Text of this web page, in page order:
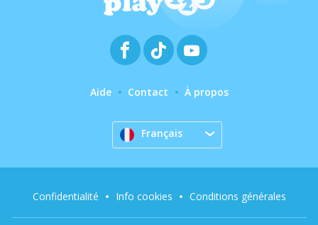
Aide Contact À propos
Français
Confidentialité Info cookies Conditions générales